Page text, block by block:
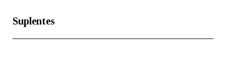
Suplentes